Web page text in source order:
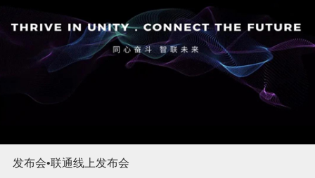
发布会•联通线上发布会